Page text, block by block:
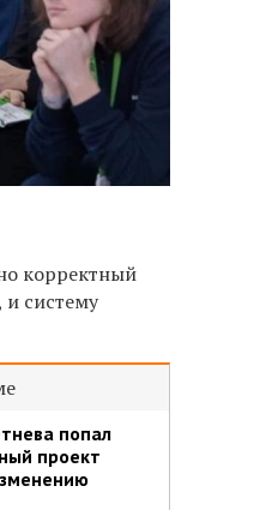
корректный
систему
попал
проект